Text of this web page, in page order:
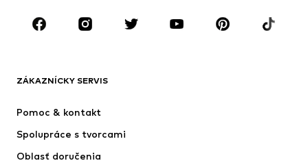
ZNAČKY
Nike Sportswear
ADIDAS PERFORMANCE
ZÁKAZNÍCKY SERVIS
Pomoc & kontakt
Spolupráce s tvorcami
Oblasť doručenia